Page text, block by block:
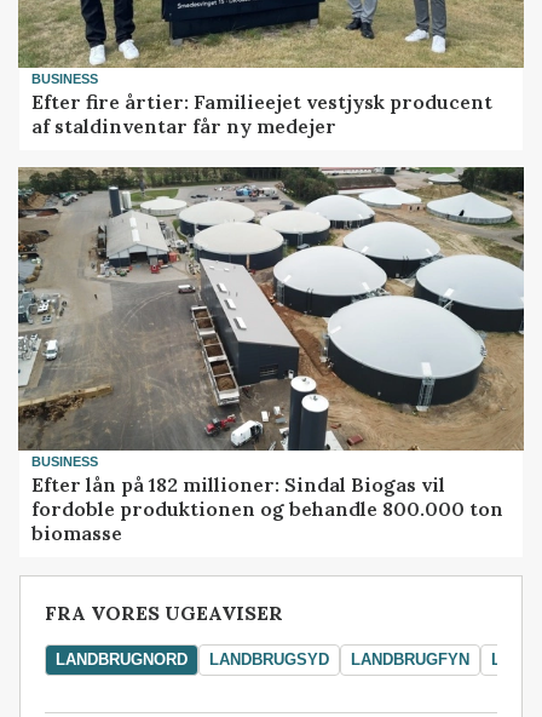
BUSINESS
Efter fire årtier: Familieejet vestjysk producent
af staldinventar får ny medejer
BUSINESS
Efter lån på 182 millioner: Sindal Biogas vil
fordoble produktionen og behandle 800.000 ton
biomasse
FRA VORES UGEAVISER
LANDBRUGNORD LANDBRUGSYD LANDBRUGFYN